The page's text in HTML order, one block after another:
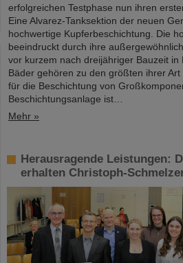
erfolgreichen Testphase nun ihren
Eine Alvarez-Tanksektion der neuen
hochwertige Kupferbeschichtung. Die
beeindruckt durch ihre
vor kurzem nach dreijähriger Bauzeit in
Bäder gehören zu den größten ihrer
für die Beschichtung von
Beschichtungsanlage ist…
Mehr »
Herausragende Leistungen:
erhalten Christoph-